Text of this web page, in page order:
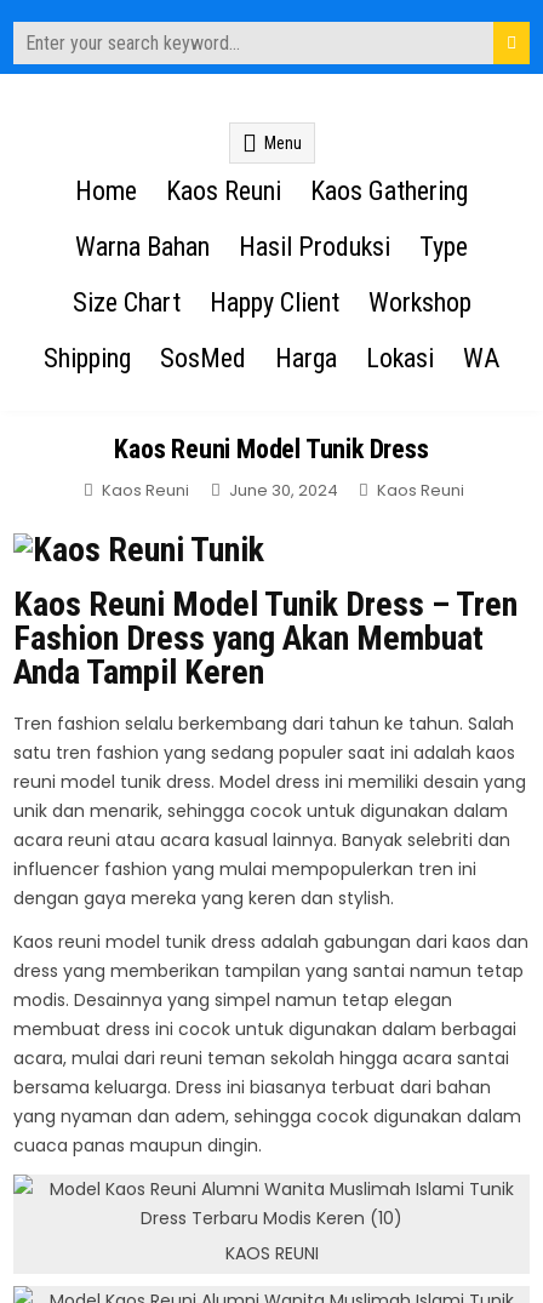
Search
for:
Menu
Home Kaos Reuni
Kaos Gathering
Warna Bahan
Hasil Produksi
Type
Size Chart
Happy Client
Workshop
Shipping
SosMed Harga Lokasi WA
Kaos Reuni Model Tunik Dress
Kaos Reuni June 30, 2024 Posted
Kaos Reuni
Kaos Reuni Model Tunik Dress – Tren
Fashion Dress yang Akan Membuat
Anda Tampil Keren
Tren fashion selalu berkembang dari tahun ke tahun. Salah
satu tren fashion yang sedang populer saat ini adalah kaos
reuni model tunik dress. Model dress ini memiliki desain yang
unik dan menarik, sehingga cocok untuk digunakan dalam
acara reuni atau acara kasual lainnya. Banyak selebriti dan
influencer fashion yang mulai mempopulerkan tren ini
dengan gaya mereka yang keren dan stylish.
Kaos reuni model tunik dress adalah gabungan dari kaos dan
dress yang memberikan tampilan yang santai namun tetap
modis. Desainnya yang simpel namun tetap elegan
membuat dress ini cocok untuk digunakan dalam berbagai
acara, mulai dari reuni teman sekolah hingga acara santai
bersama keluarga. Dress ini biasanya terbuat dari bahan
yang nyaman dan adem, sehingga cocok digunakan dalam
cuaca panas maupun dingin.
KAOS REUNI